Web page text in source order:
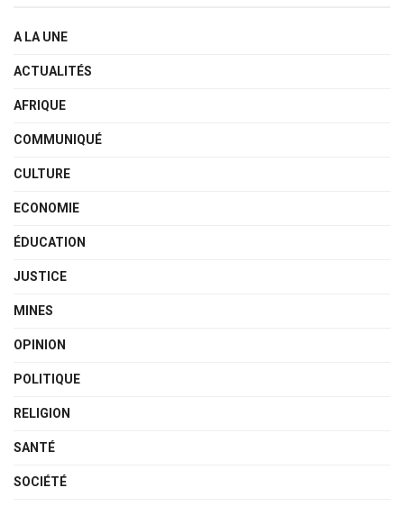
A LA UNE
ACTUALITÉS
AFRIQUE
COMMUNIQUÉ
CULTURE
ECONOMIE
ÉDUCATION
JUSTICE
MINES
OPINION
POLITIQUE
RELIGION
SANTÉ
SOCIÉTÉ